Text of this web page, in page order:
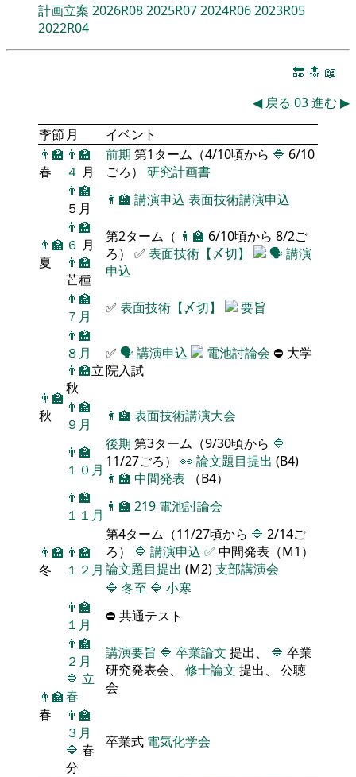
計画立案 2026R082025R072024R062023R05
2022R04
🔚 🔝 📖
◀ 戻る 03進む ▶
季節 月
イベント
👨‍🏫
春
👨‍🏫
４ 月
前期 第1ターム（4/10頃から 🔷 6/10
ごろ） 研究計画書
👨‍🏫
夏
👨‍🏫
５月
👨‍🏫 講演申込 表面技術講演申込
👨‍🏫
６ 月
👨‍🏫
芒種
第2ターム（ 👨‍🏫 6/10頃から 8/2ご
ろ） ✅ 表面技術【〆切】 🗣️講演
申込
👨‍🏫
７月
✅ 表面技術【〆切】 要旨
👨‍🏫
秋
👨‍🏫
８月
👨‍🏫立
秋
✅ 🗣️講演申込 電池討論会 ⛔ 大学
院入試
👨‍🏫
９月
👨‍🏫 表面技術講演大会
👨‍🏫
１０月
後期 第3ターム（9/30頃から 🔷
11/27ごろ） 👀 論文題目提出 (B4)
👨‍🏫 中間発表 （B4）
👨‍🏫
冬
👨‍🏫
１１月 👨‍🏫 219 電池討論会
👨‍🏫
１２月
第4ターム（11/27頃から 🔷 2/14ご
ろ） 🔷 講演申込 ✅ 中間発表（M1）
論文題目提出 (M2)支部講演会
🔷 冬至 🔷 小寒
👨‍🏫
１月
⛔ 共通テスト
👨‍🏫
春
👨‍🏫
２月
🔷 立
春
講演要旨 🔷 卒業論文 提出、 🔷 卒業
研究発表会、 修士論文 提出、 公聴
会
👨‍🏫
３月
🔷 春
分
卒業式 電気化学会